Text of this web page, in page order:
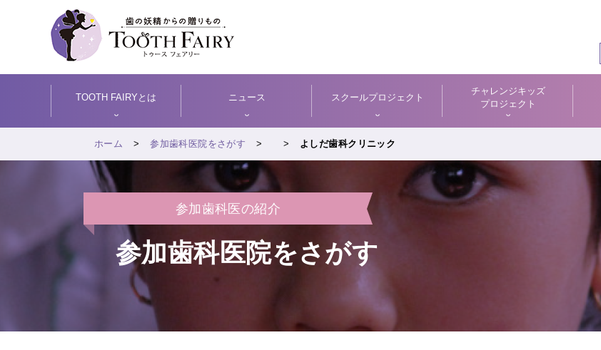
TOOTH FAIRYとは ニュース スクールプロジェクト
チャレンジキッズ
プロジェクト
ホーム 参加歯科医院をさがす よしだ歯科クリニック
参加歯科医の紹介
参加歯科医院をさがす